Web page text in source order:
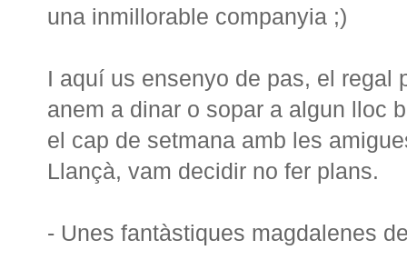
una inmillorable companyia ;)
I aquí us ensenyo de pas, el regal
anem a dinar o sopar a algun lloc
el cap de setmana amb les
Llançà, vam decidir no fer plans.
- Unes fantàstiques magdalenes